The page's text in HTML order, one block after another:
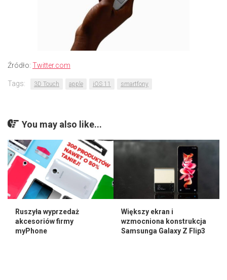
Źródło: Twitter.com
Tags: 3D Touch apple iOS 11 smartfony
You may also like...
Ruszyła wyprzedaż
akcesoriów firmy
myPhone
Większy ekran i
wzmocniona konstrukcja
Samsunga Galaxy Z Flip3